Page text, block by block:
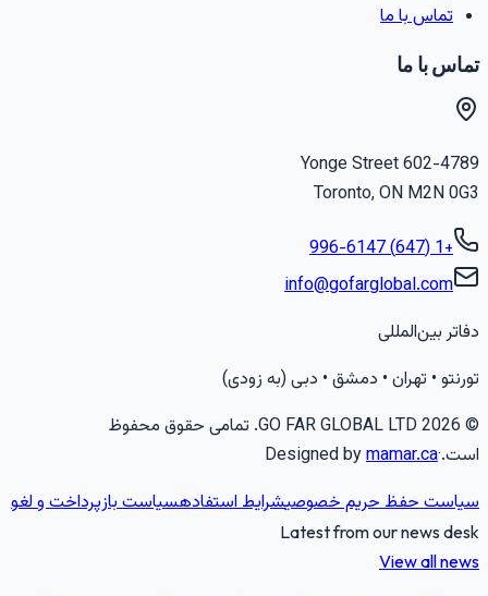
تماس با ما
با ما
602-4789 Yonge
Toronto,ONM2N
+1 (647) 996-6147
info@gofarglobal.com
بین‌المللی
• تهران • دمشق • دبی (به زودی)
2026
GO FAR GLOBAL LTD. تمامی حقوق محفوظ
·
Designed bymamar.ca
حفظ حریم خصوصیشرایط استفادهسیاست بازپرداخت و لغو
Latest from our news
View all